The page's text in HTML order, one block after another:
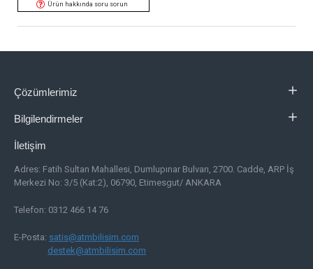
Ürün hakkında soru sorun
Çözümlerimiz
Bilgilendirmeler
İletişim
Adres: Fatih Sultan Mahallesi, Dumlupınar Bulvarı, 2700. Cadde, ARP İş
Merkezi No: 3/5 (Kat:2), 06790, Etimesgut/ ANKARA
Telefon: 0312 466 14 76
E-Posta: satis@atmbilisim.com
destek@atmbilisim.com